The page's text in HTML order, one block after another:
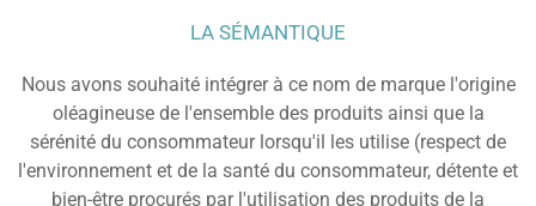
LA SÉMANTIQUE
Nous avons souhaité intégrer à ce nom de marque l'origine
oléagineuse de l'ensemble des produits ainsi que la
sérénité du consommateur lorsqu'il les utilise (respect de
l'environnement et de la santé du consommateur, détente et
bien-être procurés par l'utilisation des produits de la